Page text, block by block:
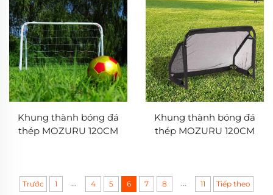
Khung thành bóng đá
thép MOZURU 120CM
Khung thành bóng đá
thép MOZURU 120CM
Trước 1 4 5 6 7 8 11 Tiếp theo